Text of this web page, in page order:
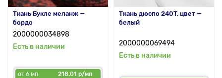
Ткань Букле меланж —
бордо
2000000034898
Есть в наличии
от 6 мп
218.01 р/мп
Ткань дюспо 240T, цвет —
белый
2000000069494
Есть в наличии